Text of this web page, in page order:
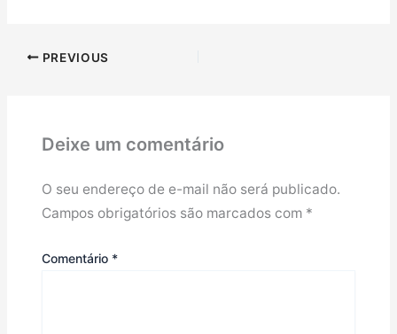
PREVIOUS
Deixe um comentário
O seu endereço de e-mail não será publicado.
Campos obrigatórios são marcados com *
Comentário *